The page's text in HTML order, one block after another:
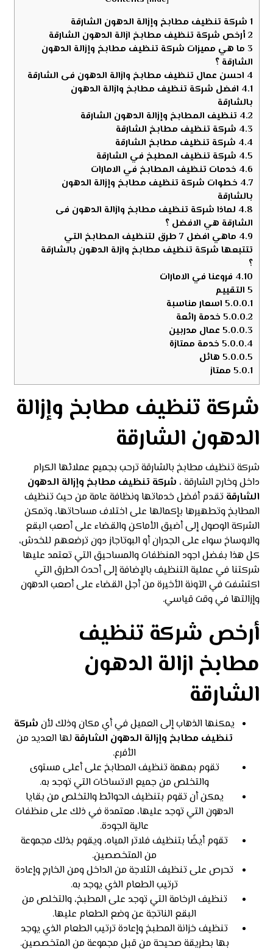
1 شركة تنظيف مطابخ وإزالة الدهون الشارقة
2 أرخص شركة تنظيف مطابخ ازالة الدهون الشارقة
3 ما هي مميزات شركة تنظيف مطابخ وإزالة الدهون
الشارقة ؟
4 احسن عمال تنظيف مطابخ وازالة الدهون فى الشارقة
4.1 افضل شركة تنظيف مطابخ وازالة الدهون
بالشارقة
4.2 تنظيف المطابخ وإزالة الدهون الشارقة
4.3 شركة تنظيف مطابخ الشارقة
4.4 شركة تنظيف مطابخ الشارقة
4.5 شركة تنظيف المطبخ في الشارقة
4.6 خدمات تنظيف المطابخ في الامارات
4.7 خطوات شركة تنظيف مطابخ وإزالة الدهون
بالشارقة
4.8 لماذا شركة تنظيف مطابخ وازالة الدهون فى
الشارقة هي الافضل ؟
4.9
ماهي افضل 7 طرق لتنظيف المطابخ التي
تتتبعها شركة تنظيف مطابخ وازلة الدهون بالشارقة
؟
4.10 فروعنا في الامارات
5 التقييم
5.0.0.1 اسعار مناسبة
5.0.0.2 خدمة رائعة
5.0.0.3 عمال مدربين
5.0.0.4 خدمة ممتازة
5.0.0.5 هائل
5.0.1 ممتاز
شركة تنظيف مطابخ وإزالة
الدهون الشارقة
شركة تنظيف مطابخ بالشارقة ترحب بجميع عملائها الكرام
داخل وخارج الشارقة ، شركة تنظيف مطابخ وإزالة الدهون
الشارقة تقدم أفضل خدماتها ونظافة عامة من حيث تنظيف
المطابخ وتطهيرها بإكمالها على اختلاف مساحاتها، وتمكن
الشركة الوصول إلى أضيق الأماكن والقضاء على أصعب البقع
والاوساخ سواء على الجدران أو البوتاجاز دون ترضعهم للخدش،
كل هذا بفضل اجود المنظفات والمساحيق التي تعتمد عليها
شركتنا في عملية التنظيف بالإضافة إلى أحدث الطرق التي
اكتشفت في الآونة الأخيرة من أجل القضاء على أصعب الدهون
وإزالتها في وقت قياسي.
أرخص شركة تنظيف
مطابخ ازالة الدهون
الشارقة
يمكنها الذهاب إلى العميل في أي مكان وذلك لأن شركة
تنظيف مطابخ وإزالة الدهون الشارقةلها العديد من
الأفرع.
تقوم بمهمة تنظيف المطابخ على أعلى مستوى
والتخلص من جميع الاتساخات التي توجد به.
يمكن أن تقوم بتنظيف الحوائط والتخلص من بقايا
الدهون التي توجد عليها، معتمدة في ذلك على منظفات
عالية الجودة.
تقوم أيضًا بتنظيف فلاتر المياه، ويقوم بذلك مجموعة
من المتخصصين.
تحرص على تنظيف الثلاجة من الداخل ومن الخارج وإعادة
ترتيب الطعام الذي يوجد به.
تنظيف الرخامة التي توجد على المطبخ، والتخلص من
البقع الناتجة عن وضع الطعام عليها.
تنظيف خزانة المطبخ وإعادة ترتيب الطعام الذي يوجد
بها بطريقة صحيحة من قبل مجموعة من المتخصصين.